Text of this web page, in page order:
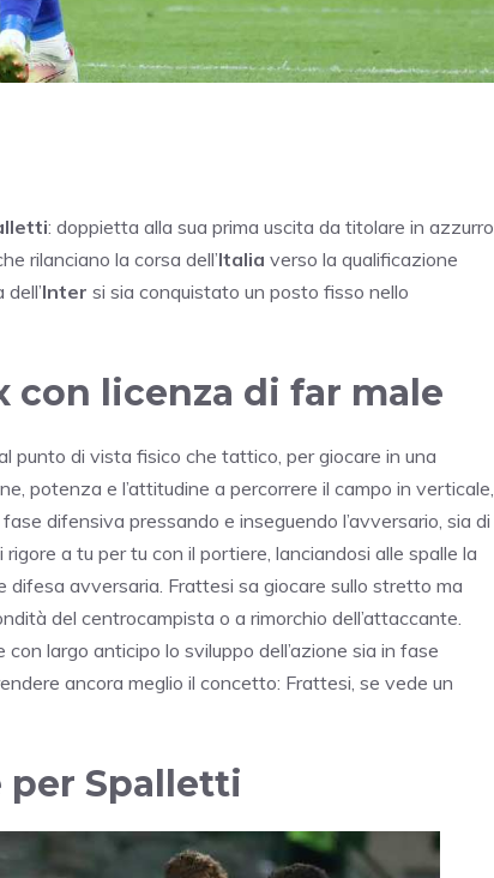
: doppietta alla sua prima uscita da titolare in azzurro
rilanciano la corsa dell’Italia verso la qualificazione
Inter si sia conquistato un posto fisso nello
con licenza di far male
punto di vista fisico che tattico, per giocare in una
potenza e l’attitudine a percorrere il campo in verticale,
difensiva pressando e inseguendo l’avversario, sia di
a tu per tu con il portiere, lanciandosi alle spalle la
avversaria. Frattesi sa giocare sullo stretto ma
del centrocampista o a rimorchio dell’attaccante.
largo anticipo lo sviluppo dell’azione sia in fase
ancora meglio il concetto: Frattesi, se vede un
per Spalletti